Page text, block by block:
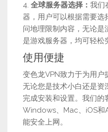
4. 全球服务器选择： 我们
器，用户可以根据需要选
问地理限制内容，无论
是游戏服务器，均可轻松
使用便捷
变色龙VPN致力于为用户
无论您是技术小白还是资
完成安装和设置。我们
Windows、Mac、iOS和
能安全上网。